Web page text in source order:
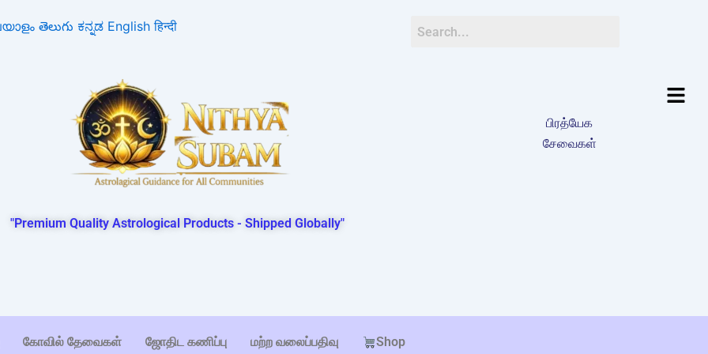
తెలుగు ಕನ್ನಡ English हिन्दी
பிரத்யேக
சேவைகள்
"Premium Quality Astrological Products - Shipped Globally"
கோவில் தேவைகள் ஜோதிட கணிப்பு மற்ற வலைப்பதிவு Shop